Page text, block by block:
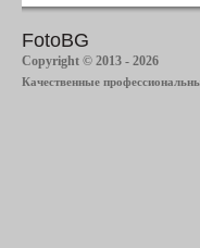
FotoBG
Copyright © 2013 - 2026
Качественные